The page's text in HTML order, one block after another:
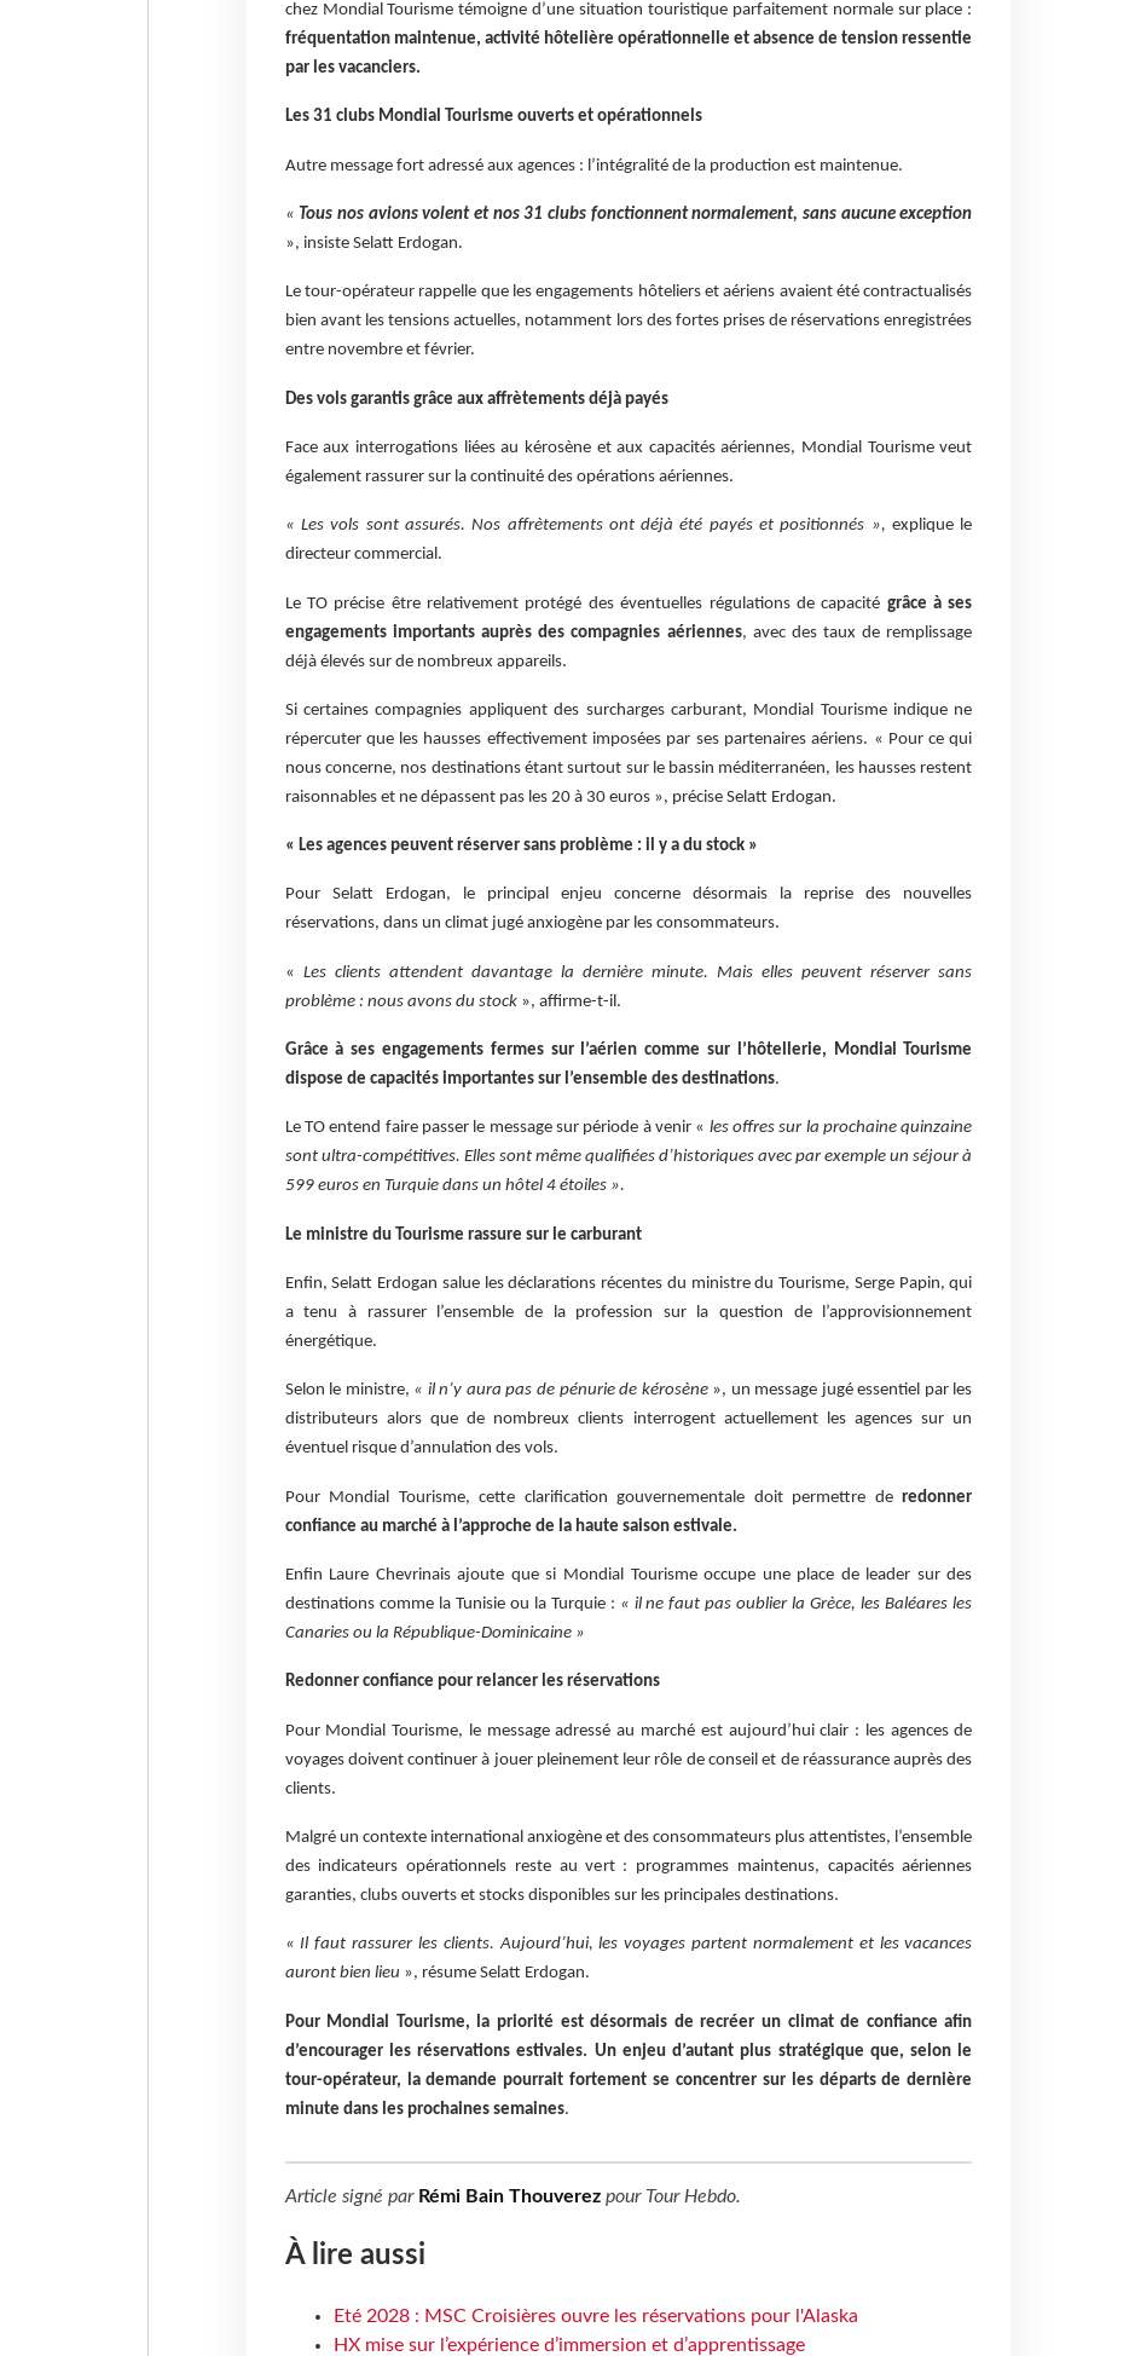
chez Mondial Tourisme témoigne d’une situation touristique parfaitement normale sur place :
fréquentation maintenue, activité hôtelière opérationnelle et absence de tension ressentie
par les vacanciers.
Les 31 clubs Mondial Tourisme ouverts et opérationnels
Autre message fort adressé aux agences : l’intégralité de la production est maintenue.
« Tous nos avions volent et nos 31 clubs fonctionnent normalement, sans aucune exception
», insiste Selatt Erdogan.
Le tour-opérateur rappelle que les engagements hôteliers et aériens avaient été contractualisés
bien avant les tensions actuelles, notamment lors des fortes prises de réservations enregistrées
entre novembre et février.
Des vols garantis grâce aux affrètements déjà payés
Face aux interrogations liées au kérosène et aux capacités aériennes, Mondial Tourisme veut
également rassurer sur la continuité des opérations aériennes.
« Les vols sont assurés. Nos affrètements ont déjà été payés et positionnés », explique le
directeur commercial.
Le TO précise être relativement protégé des éventuelles régulations de capacité grâce à ses
engagements importants auprès des compagnies aériennes, avec des taux de remplissage
déjà élevés sur de nombreux appareils.
Si certaines compagnies appliquent des surcharges carburant, Mondial Tourisme indique ne
répercuter que les hausses effectivement imposées par ses partenaires aériens. « Pour ce qui
nous concerne, nos destinations étant surtout sur le bassin méditerranéen, les hausses restent
raisonnables et ne dépassent pas les 20 à 30 euros », précise Selatt Erdogan.
« Les agences peuvent réserver sans problème : il y a du stock »
Pour Selatt Erdogan, le principal enjeu concerne désormais la reprise des nouvelles
réservations, dans un climat jugé anxiogène par les consommateurs.
« Les clients attendent davantage la dernière minute. Mais elles peuvent réserver sans
problème : nous avons du stock», affirme-t-il.
Grâce à ses engagements fermes sur l’aérien comme sur l’hôtellerie, Mondial Tourisme
dispose de capacités importantes sur l’ensemble des destinations.
Le TO entend faire passer le message sur période à venir « les offres sur la prochaine quinzaine
sont ultra-compétitives. Elles sont même qualifiées d’historiques avec par exemple un séjour à
599 euros en Turquie dans un hôtel 4 étoiles ».
Le ministre du Tourisme rassure sur le carburant
Enfin, Selatt Erdogan salue les déclarations récentes du ministre du Tourisme, Serge Papin, qui
a tenu à rassurer l’ensemble de la profession sur la question de l’approvisionnement
énergétique.
Selon le ministre, « il n’y aura pas de pénurie de kérosène», un message jugé essentiel par les
distributeurs alors que de nombreux clients interrogent actuellement les agences sur un
éventuel risque d’annulation des vols.
Pour Mondial Tourisme, cette clarification gouvernementale doit permettre deredonner
confiance au marché à l’approche de la haute saison estivale.
Enfin Laure Chevrinais ajoute que si Mondial Tourisme occupe une place de leader sur des
destinations comme la Tunisie ou la Turquie : « il ne faut pas oublier la Grèce, les Baléares les
Canaries ou la République-Dominicaine »
Redonner confiance pour relancer les réservations
Pour Mondial Tourisme, le message adressé au marché est aujourd’hui clair : les agences de
voyages doivent continuer à jouer pleinement leur rôle de conseil et de réassurance auprès des
clients.
Malgré un contexte international anxiogène et des consommateurs plus attentistes, l’ensemble
des indicateurs opérationnels reste au vert : programmes maintenus, capacités aériennes
garanties, clubs ouverts et stocks disponibles sur les principales destinations.
« Il faut rassurer les clients. Aujourd’hui, les voyages partent normalement et les vacances
auront bien lieu », résume Selatt Erdogan.
Pour Mondial Tourisme, la priorité est désormais de recréer un climat de confiance afin
d’encourager les réservations estivales. Un enjeu d’autant plus stratégique que, selon le
tour-opérateur, la demande pourrait fortement se concentrer sur les départs de dernière
minute dans les prochaines semaines.
Article signé par Rémi Bain Thouverezpour Tour Hebdo.
À lire aussi
Eté 2028 : MSC Croisières ouvre les réservations pour l'Alaska
HX mise sur l’expérience d’immersion et d’apprentissage